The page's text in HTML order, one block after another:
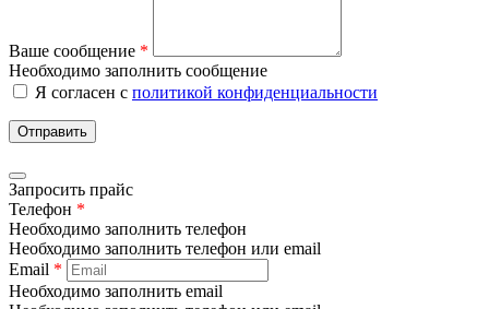
Ваше сообщение *
Необходимо заполнить сообщение
Я согласен с политикой конфиденциальности
Отправить
Запросить прайс
Телефон *
Необходимо заполнить телефон
Необходимо заполнить телефон или email
Email *
Необходимо заполнить email